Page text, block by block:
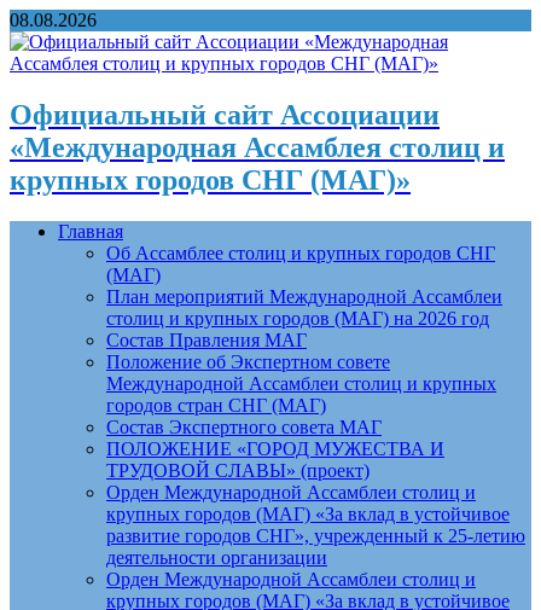
08.08.2026
Официальный сайт Ассоциации
«Международная Ассамблея столиц и
крупных городов СНГ (МАГ)»
Главная
Об Ассамблее столиц и крупных городов СНГ
(МАГ)
План мероприятий Международной Ассамблеи
столиц и крупных городов (МАГ) на 2026 год
Состав Правления МАГ
Положение об Экспертном совете
Международной Ассамблеи столиц и крупных
городов стран СНГ (МАГ)
Состав Экспертного совета МАГ
ПОЛОЖЕНИЕ «ГОРОД МУЖЕСТВА И
ТРУДОВОЙ СЛАВЫ» (проект)
Орден Международной Ассамблеи столиц и
крупных городов (МАГ) «За вклад в устойчивое
развитие городов СНГ», учрежденный к 25-летию
деятельности организации
Орден Международной Ассамблеи столиц и
крупных городов (МАГ) «За вклад в устойчивое